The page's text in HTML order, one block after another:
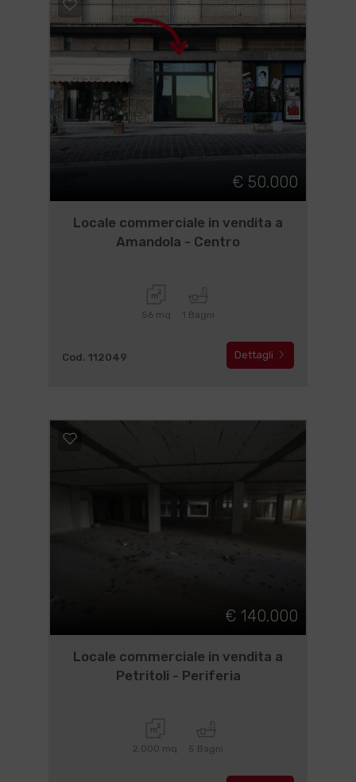
€ 50.000
Locale commerciale in vendita a
Amandola - Centro
56 mq 1 Bagni
Cod. 112049 Dettagli
€ 140.000
Locale commerciale in vendita a
Petritoli - Periferia
2.000 mq 5 Bagni